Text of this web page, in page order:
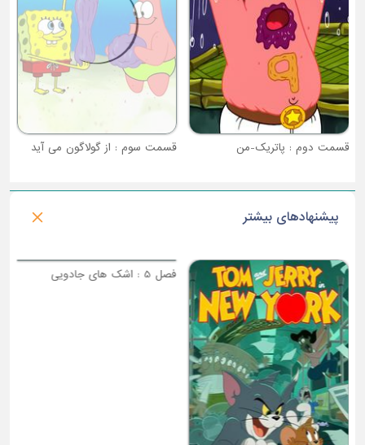
قسمت دوم : پاتریک-من قسمت سوم : از گولاگون می آید
پیشنهادهای بیشتر